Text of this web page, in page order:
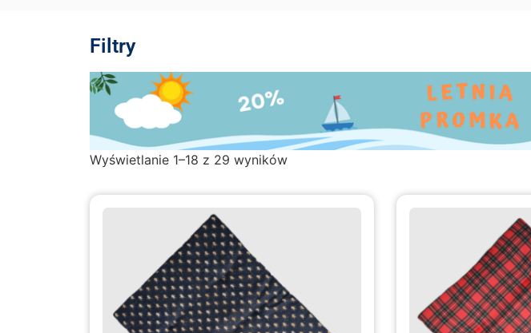
Filtry
Wyświetlanie 1–18 z 29 wyników